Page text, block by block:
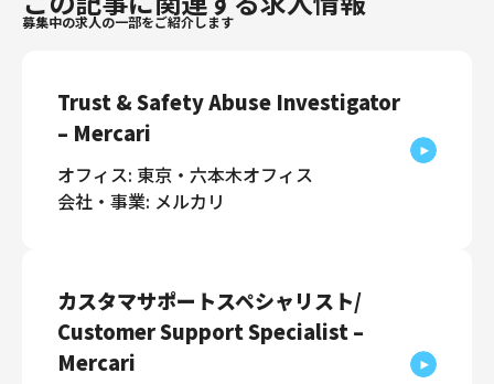
募集中の求人の一部をご紹介します
Trust & Safety Abuse Investigator
– Mercari
オフィス: 東京・六本木オフィス
会社・事業: メルカリ
カスタマサポートスペシャリスト/
Customer Support Specialist –
Mercari